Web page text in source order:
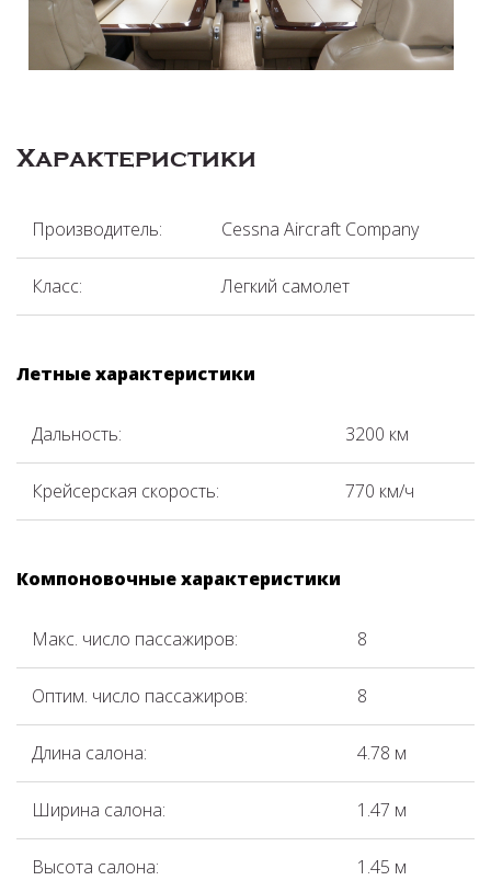
Характеристики
Производитель: Cessna Aircraft Company
Класс: Легкий самолет
Летные характеристики
Дальность: 3200 км
Крейсерская скорость: 770 км/ч
Компоновочные характеристики
Макс. число пассажиров: 8
Оптим. число пассажиров: 8
Длина салона: 4.78 м
Ширина салона: 1.47 м
Высота салона: 1.45 м